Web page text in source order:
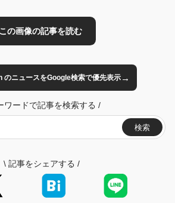
のニュースをGoogle検索で優先表示→
ワードで記事を検索する /
検索
\ 記事をシェアする /